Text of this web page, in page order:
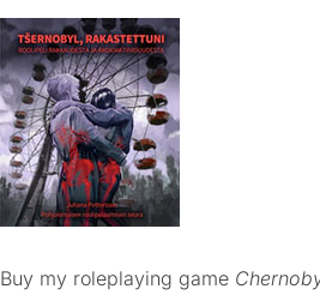
Buy my roleplaying game